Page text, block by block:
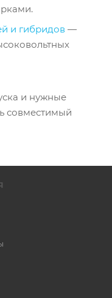
и гибридов —
и нужные
совместимый